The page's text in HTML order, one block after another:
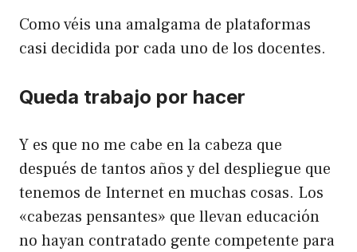
Como véis una amalgama de plataformas
casi decidida por cada uno de los docentes.
Queda trabajo por hacer
Y es que no me cabe en la cabeza que
después de tantos años y del despliegue que
tenemos de Internet en muchas cosas. Los
«cabezas pensantes» que llevan educación
no hayan contratado gente competente para